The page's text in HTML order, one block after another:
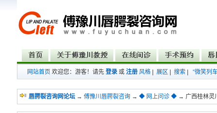
网站首页 欢迎您：游客！请先 登录 或 注册 风格 展区 搜索 “微笑列
唇腭裂咨询网论坛 → 傅豫川唇腭裂咨询 → ◆ 网上问诊 ◆ → 广西桂林灵